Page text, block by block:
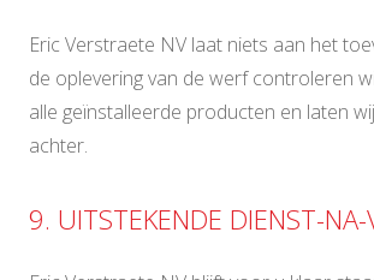
Eric Verstraete NV laat niets aan het
de oplevering van de werf controleren
alle geïnstalleerde producten en laten
achter.
9. UITSTEKENDE DIENST-NA-